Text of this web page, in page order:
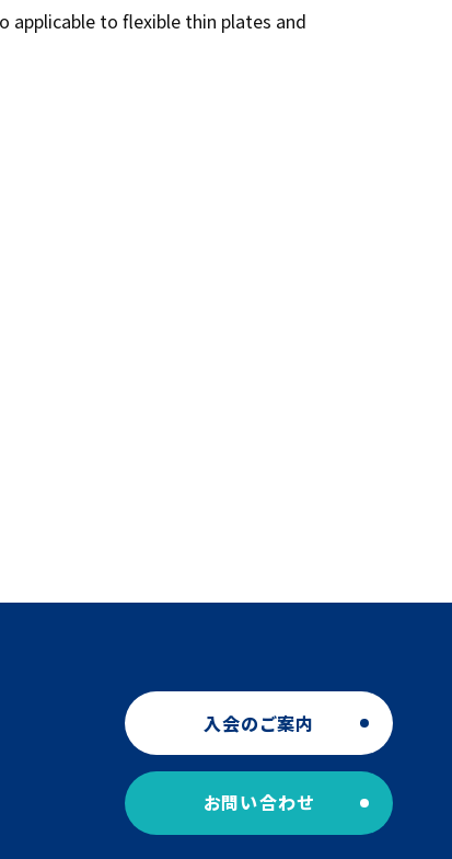
to flexible thin plates and
入会のご案内
お問い合わせ